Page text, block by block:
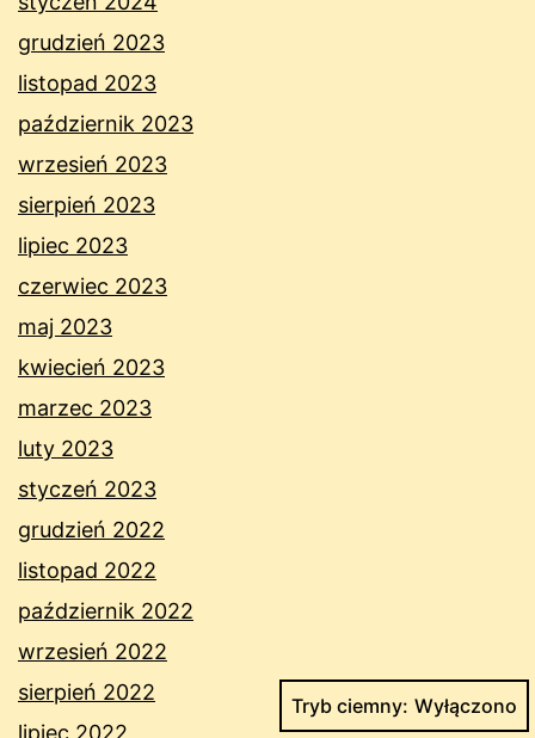
grudzień 2023
listopad 2023
październik 2023
wrzesień 2023
sierpień 2023
lipiec 2023
czerwiec 2023
maj 2023
kwiecień 2023
marzec 2023
luty 2023
styczeń 2023
grudzień 2022
listopad 2022
październik 2022
wrzesień 2022
sierpień 2022
lipiec 2022
Tryb ciemny: